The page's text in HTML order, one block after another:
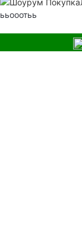
ььооотьь